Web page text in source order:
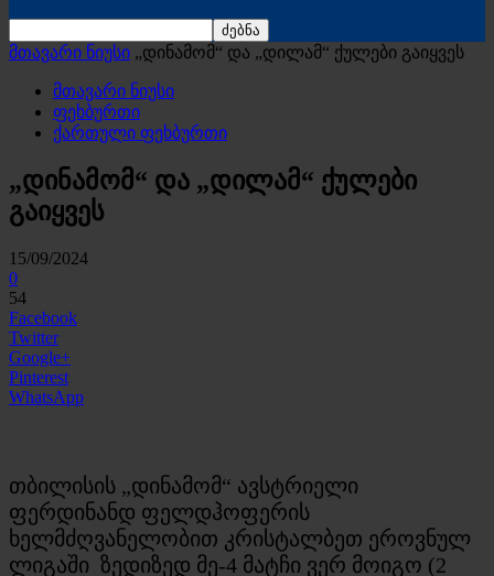
მთავარი ნიუსი „დინამომ“ და „დილამ“ ქულები გაიყვეს
მთავარი ნიუსი
ფეხბურთი
ქართული ფეხბურთი
„დინამომ“ და „დილამ“ ქულები
გაიყვეს
15/09/2024
0
54
Facebook
Twitter
Google+
Pinterest
WhatsApp
თბილისის „დინამომ“ ავსტრიელი
ფერდინანდ ფელდჰოფერის
ხელმძღვანელობით კრისტალბეთ ეროვნულ
ლიგაში ზედიზედ მე-4 მატჩი ვერ მოიგო (2